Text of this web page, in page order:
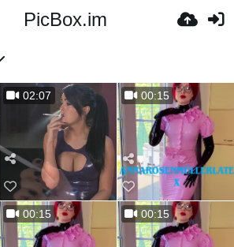
PicBox.im
02:07 00:15
00:15 00:15